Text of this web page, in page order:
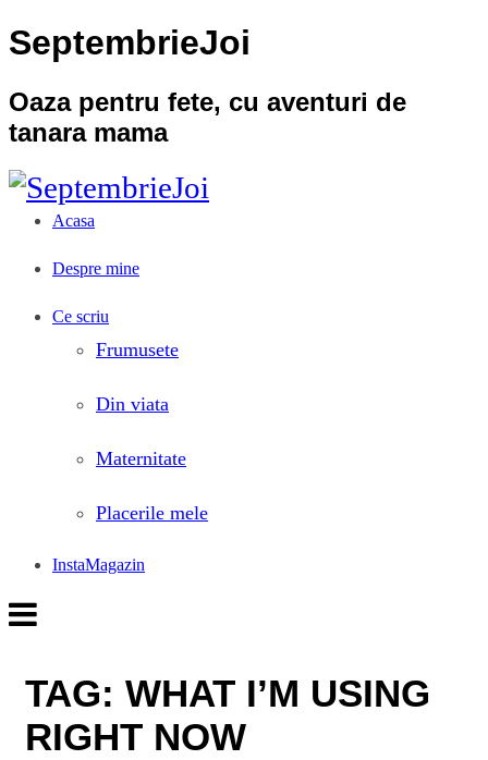
SeptembrieJoi
Oaza pentru fete, cu aventuri de
tanara mama
Acasa
Despre mine
Ce scriu
Frumusete
Din viata
Maternitate
Placerile mele
InstaMagazin
TAG: WHAT I’M USING
RIGHT NOW